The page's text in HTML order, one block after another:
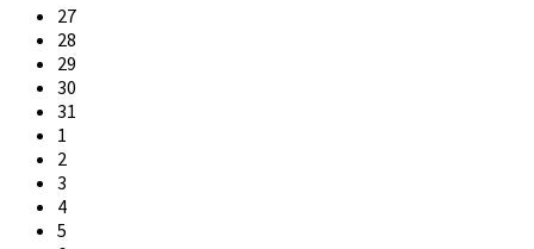
Skip
calendar
days
27
28
29
30
31
1
2
3
4
5